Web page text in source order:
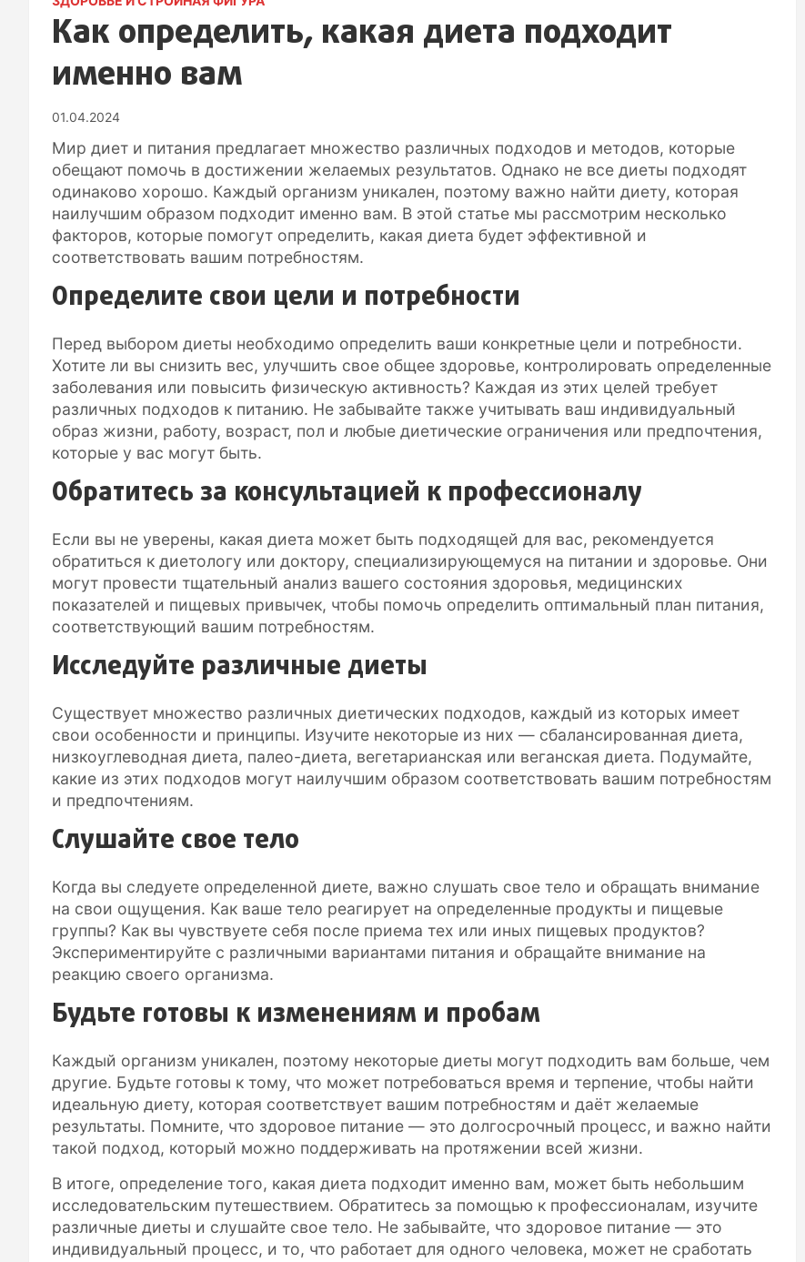
Как определить, какая диета подходит
именно вам
01.04.2024
Мир диет и питания предлагает множество различных подходов и методов, которые
обещают помочь в достижении желаемых результатов. Однако не все диеты подходят
одинаково хорошо. Каждый организм уникален, поэтому важно найти диету, которая
наилучшим образом подходит именно вам. В этой статье мы рассмотрим несколько
факторов, которые помогут определить, какая диета будет эффективной и
соответствовать вашим потребностям.
Определите свои цели и потребности
Перед выбором диеты необходимо определить ваши конкретные цели и потребности.
Хотите ли вы снизить вес, улучшить свое общее здоровье, контролировать определенные
заболевания или повысить физическую активность? Каждая из этих целей требует
различных подходов к питанию. Не забывайте также учитывать ваш индивидуальный
образ жизни, работу, возраст, пол и любые диетические ограничения или предпочтения,
которые у вас могут быть.
Обратитесь за консультацией к профессионалу
Если вы не уверены, какая диета может быть подходящей для вас, рекомендуется
обратиться к диетологу или доктору, специализирующемуся на питании и здоровье. Они
могут провести тщательный анализ вашего состояния здоровья, медицинских
показателей и пищевых привычек, чтобы помочь определить оптимальный план питания,
соответствующий вашим потребностям.
Исследуйте различные диеты
Существует множество различных диетических подходов, каждый из которых имеет
свои особенности и принципы. Изучите некоторые из них — сбалансированная диета,
низкоуглеводная диета, палео-диета, вегетарианская или веганская диета. Подумайте,
какие из этих подходов могут наилучшим образом соответствовать вашим потребностям
и предпочтениям.
Слушайте свое тело
Когда вы следуете определенной диете, важно слушать свое тело и обращать внимание
на свои ощущения. Как ваше тело реагирует на определенные продукты и пищевые
группы? Как вы чувствуете себя после приема тех или иных пищевых продуктов?
Экспериментируйте с различными вариантами питания и обращайте внимание на
реакцию своего организма.
Будьте готовы к изменениям и пробам
Каждый организм уникален, поэтому некоторые диеты могут подходить вам больше, чем
другие. Будьте готовы к тому, что может потребоваться время и терпение, чтобы найти
идеальную диету, которая соответствует вашим потребностям и даёт желаемые
результаты. Помните, что здоровое питание — это долгосрочный процесс, и важно найти
такой подход, который можно поддерживать на протяжении всей жизни.
В итоге, определение того, какая диета подходит именно вам, может быть небольшим
исследовательским путешествием. Обратитесь за помощью к профессионалам, изучите
различные диеты и слушайте свое тело. Не забывайте, что здоровое питание — это
индивидуальный процесс, и то, что работает для одного человека, может не сработать